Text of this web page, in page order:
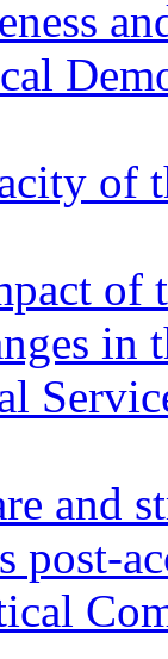
of
of
in
and
post-